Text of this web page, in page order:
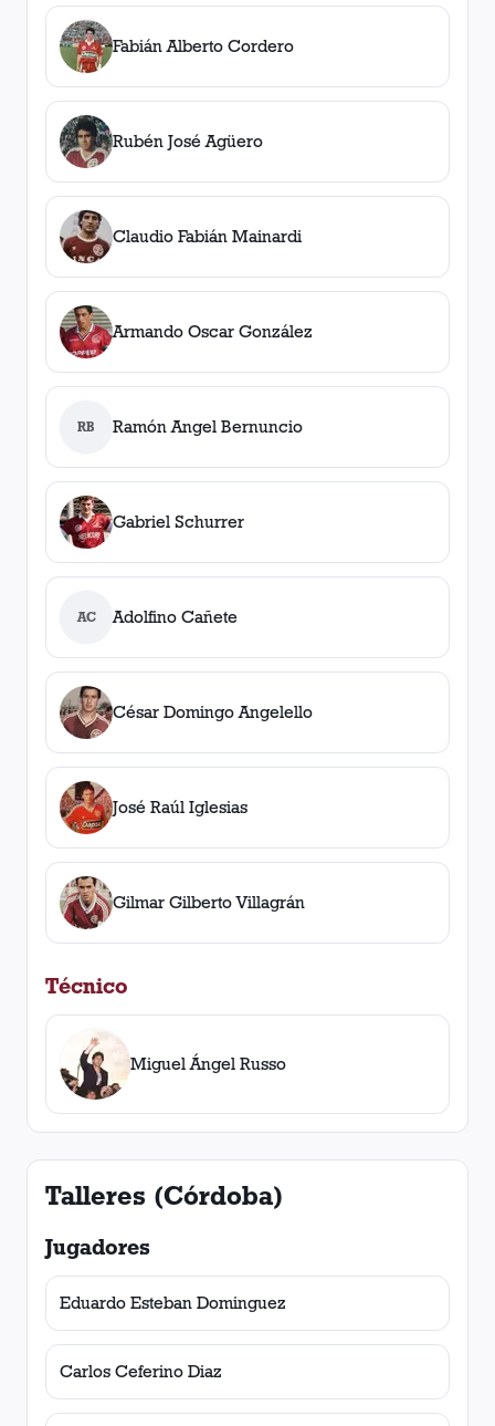
Fabián Alberto Cordero
Rubén José Agüero
Claudio Fabián Mainardi
Armando Oscar González
RB Ramón Angel Bernuncio
Gabriel Schurrer
AC Adolfino Cañete
César Domingo Angelello
José Raúl Iglesias
Gilmar Gilberto Villagrán
Técnico
Miguel Ángel Russo
Talleres (Córdoba)
Jugadores
Eduardo Esteban Dominguez
Carlos Ceferino Diaz